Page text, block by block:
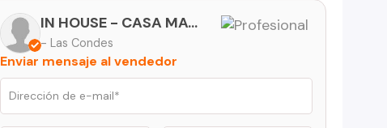
IN HOUSE - CASA MATRIZ
- Las Condes
Enviar mensaje al vendedor